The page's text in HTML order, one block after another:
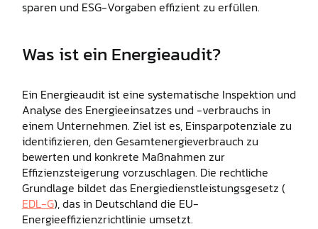
sparen und ESG-Vorgaben effizient zu erfüllen.
Was ist ein Energieaudit?
Ein Energieaudit ist eine systematische Inspektion und
Analyse des Energieeinsatzes und -verbrauchs in
einem Unternehmen. Ziel ist es, Einsparpotenziale zu
identifizieren, den Gesamtenergieverbrauch zu
bewerten und konkrete Maßnahmen zur
Effizienzsteigerung vorzuschlagen. Die rechtliche
Grundlage bildet das Energiedienstleistungsgesetz (
EDL-G), das in Deutschland die EU-
Energieeffizienzrichtlinie umsetzt.